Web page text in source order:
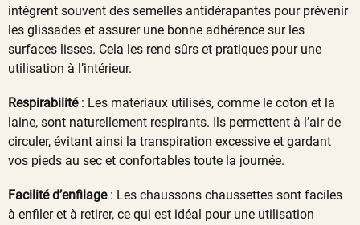
intègrent souvent des semelles antidérapantes pour prévenir
les glissades et assurer une bonne adhérence sur les
surfaces lisses. Cela les rend sûrs et pratiques pour une
utilisation à l’intérieur.
Respirabilité: Les matériaux utilisés, comme le coton et la
laine, sont naturellement respirants. Ils permettent à l’air de
circuler, évitant ainsi la transpiration excessive et gardant
vos pieds au sec et confortables toute la journée.
Facilité d’enfilage: Les chaussons chaussettes sont faciles
à enfiler et à retirer, ce qui est idéal pour une utilisation